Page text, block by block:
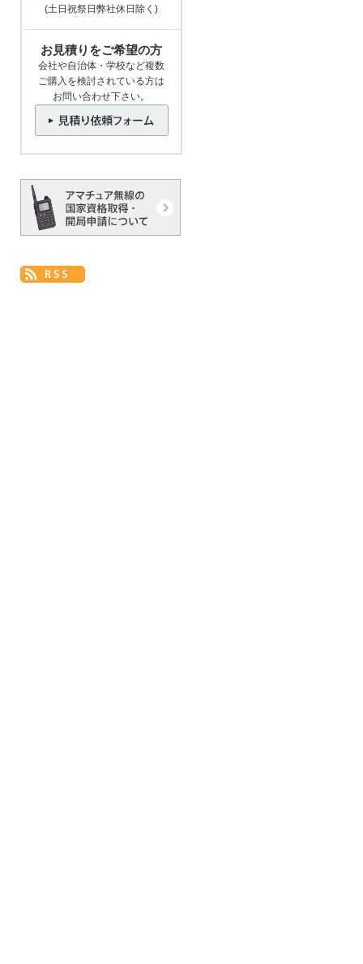
(土日祝祭日弊社休日除く)
お見積りをご希望の方
会社や自治体・学校など複数
ご購入を検討されている方は
お問い合わせ下さい。